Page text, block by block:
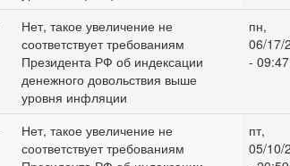
Нет, такое увеличение не
соответствует требованиям
Президента РФ об индексации
денежного довольствия выше
уровня инфляции
пн,
06/17/
- 09:47
Нет, такое увеличение не
соответствует требованиям
пт,
05/10/